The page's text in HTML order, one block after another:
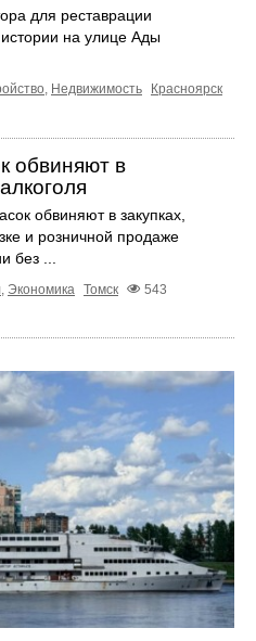
для реставрации
на улице Ады
Недвижимость
Красноярск
обвиняют в
обвиняют в закупках,
и розничной продаже
без ...
, Экономика Томск
543